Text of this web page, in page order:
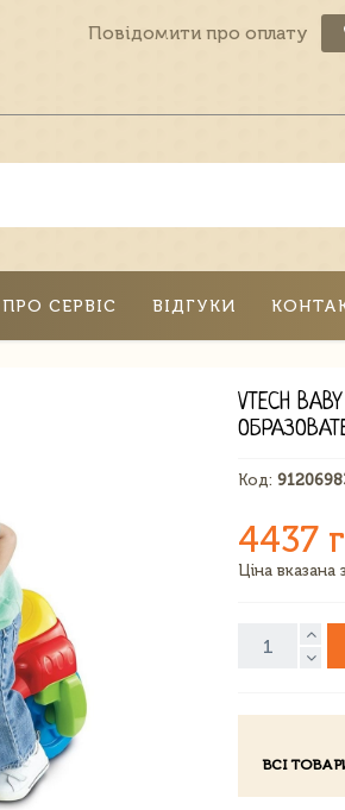
Повідомити про оплату
ПРО СЕРВІС ВІДГУКИ
VTECH
Код:
4437
Ціна
ВСІ